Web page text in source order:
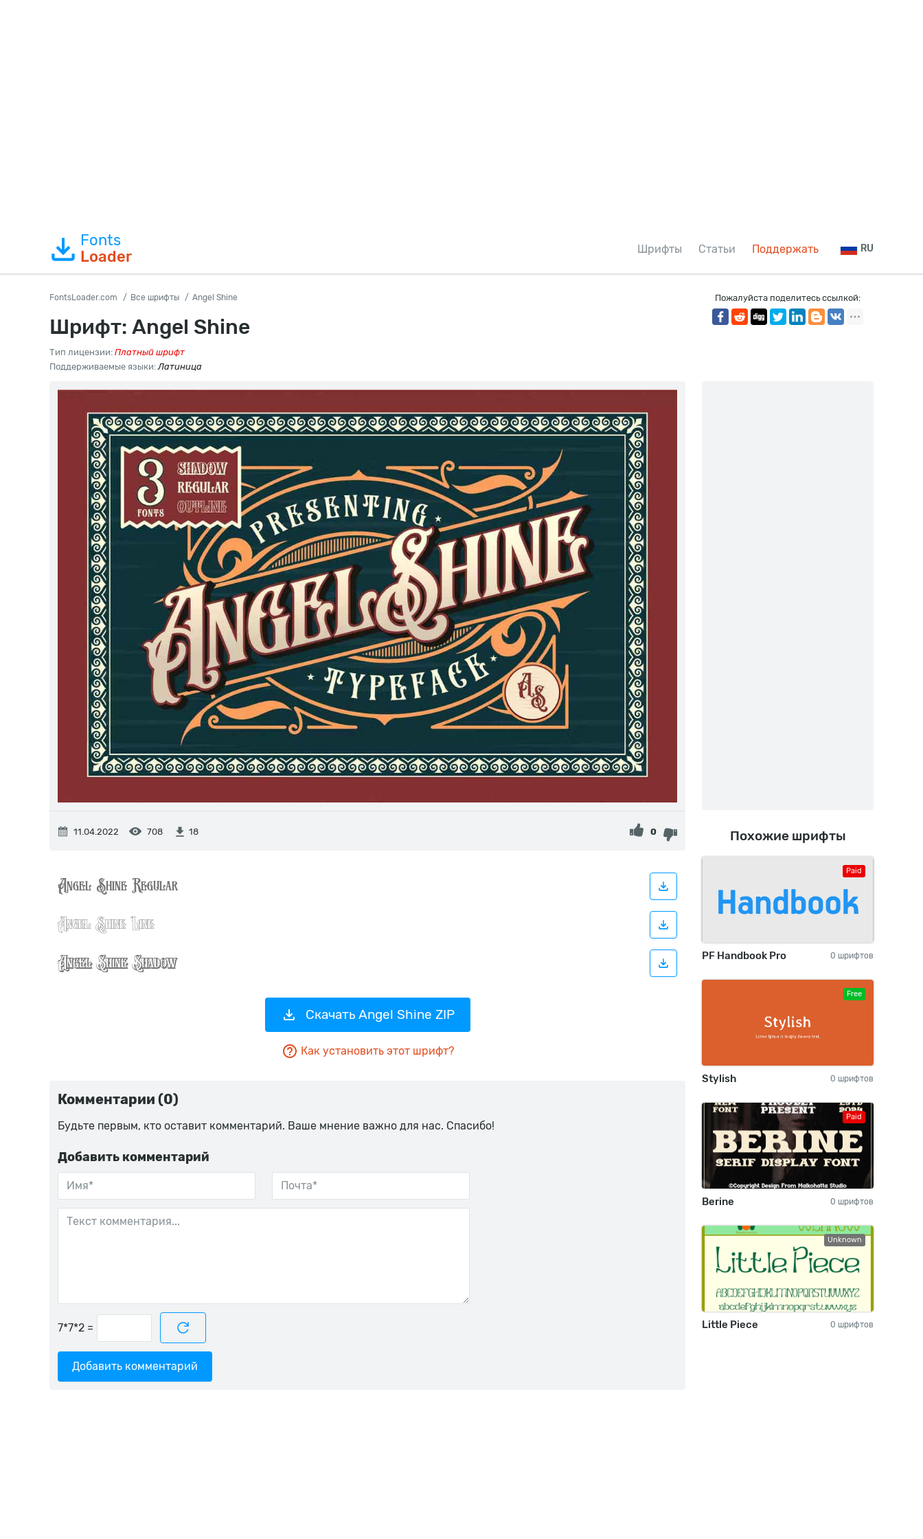
Fonts
Loader
Шрифты Статьи Поддержать RU
FontsLoader.com Все шрифты Angel Shine
Шрифт: Angel Shine
Тип лицензии: Платный шрифт
Поддерживаемые языки:Латиница
Пожалуйста поделитесь ссылкой:
11.04.2022 708 18 0
Скачать Angel Shine ZIP
Как установить этот шрифт?
Комментарии (0)
Будьте первым, кто оставит комментарий. Ваше мнение важно для нас. Спасибо!
Добавить комментарий
=
Добавить комментарий
Похожие шрифты
Paid
PF Handbook Pro 0 шрифтов
Free
Stylish 0 шрифтов
Paid
Berine 0 шрифтов
Unknown
Little Piece 0 шрифтов